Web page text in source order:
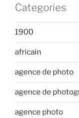
Categories
1900
africain
agence de photo
agence de
agence photo